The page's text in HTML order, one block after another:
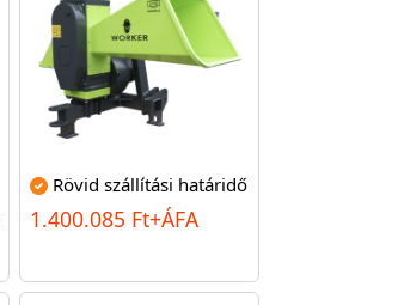
Rövid szállítási határidő
1.400.085 Ft+ÁFA